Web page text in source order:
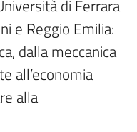
di Ferrara
e Reggio Emilia:
dalla meccanica
all’economia
alla